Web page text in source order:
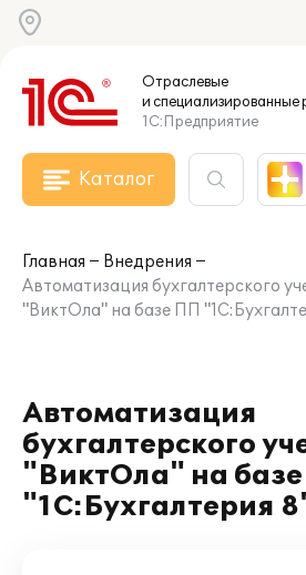
Отраслевые
и специализированные
1С:Предприятие
Каталог
Главная
Внедрения
Автоматизация бухгалтерского
"ВиктОла" на базе ПП
Автоматизация
бухгалтерского
"ВиктОла" на
"1С:Бухгалтерия